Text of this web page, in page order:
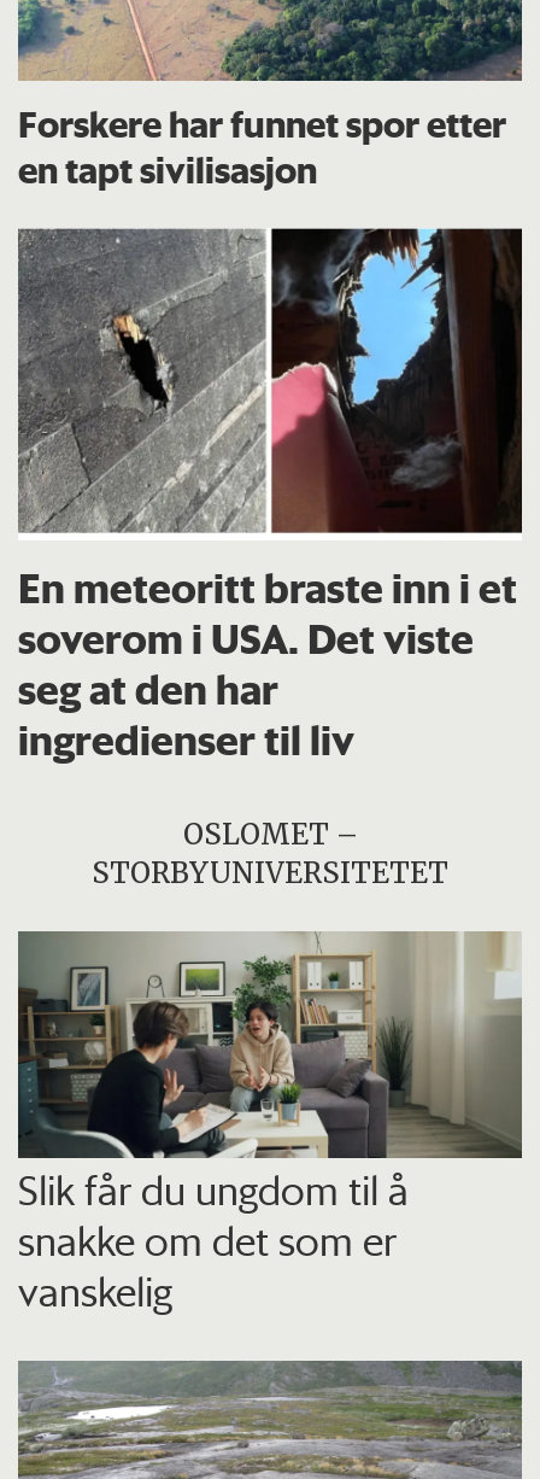
Forskere har funnet spor etter
en tapt sivilisasjon
En meteoritt braste inn i et
soverom i USA. Det viste
seg at den har
ingredienser til liv
OSLOMET –
STORBYUNIVERSITETET
Slik får du ungdom til å
snakke om det som er
vanskelig